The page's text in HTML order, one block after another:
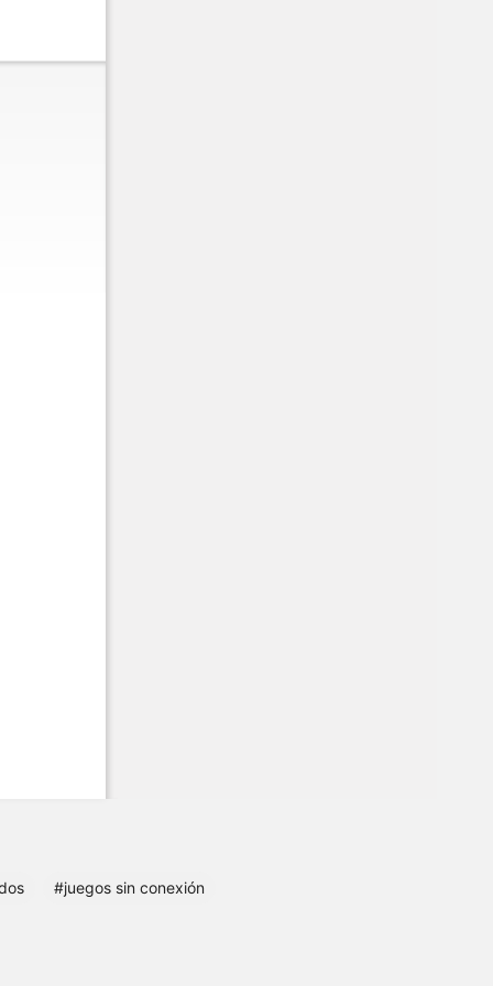
#juegos sin conexión